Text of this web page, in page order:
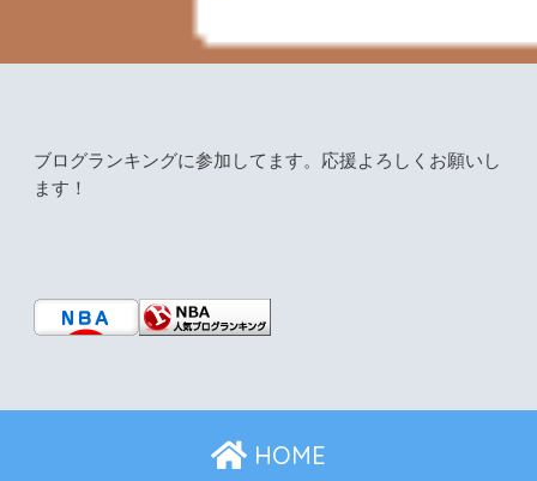
ブログランキングに参加してます。応援よろしくお願いし
ます！
HOME